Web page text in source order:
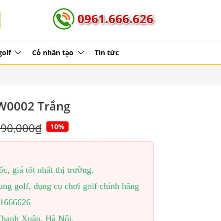
0961.666.626
Cỏ nhân tạo Tin tức
Trắng
10%
giá tốt nhất thị trường.
golf, dụng cụ chơi golf chính hãng
Xuân, Hà Nội.